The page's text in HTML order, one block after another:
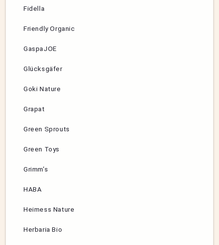
Fidella
Friendly Organic
GaspaJOE
Glücksgäfer
Goki Nature
Grapat
Green Sprouts
Green Toys
Grimm’s
HABA
Heimess Nature
Herbaria Bio